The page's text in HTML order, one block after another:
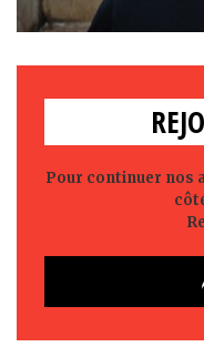
Pour continuer nos